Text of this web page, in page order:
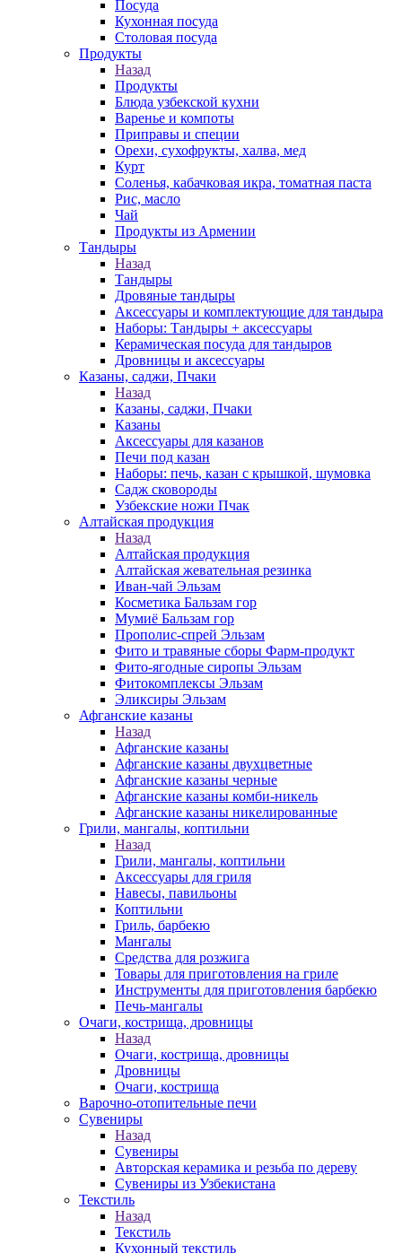
Посуда
Кухонная посуда
Столовая посуда
Продукты
Назад
Продукты
Блюда узбекской кухни
Варенье и компоты
Приправы и специи
Орехи, сухофрукты, халва, мед
Курт
Соленья, кабачковая икра, томатная паста
Рис, масло
Чай
Продукты из Армении
Тандыры
Назад
Тандыры
Дровяные тандыры
Аксессуары и комплектующие для тандыра
Наборы: Тандыры + аксессуары
Керамическая посуда для тандыров
Дровницы и аксессуары
Казаны, саджи, Пчаки
Назад
Казаны, саджи, Пчаки
Казаны
Аксессуары для казанов
Печи под казан
Наборы: печь, казан с крышкой, шумовка
Садж сковороды
Узбекские ножи Пчак
Алтайская продукция
Назад
Алтайская продукция
Алтайская жевательная резинка
Иван-чай Эльзам
Косметика Бальзам гор
Мумиё Бальзам гор
Прополис-спрей Эльзам
Фито и травяные сборы Фарм-продукт
Фито-ягодные сиропы Эльзам
Фитокомплексы Эльзам
Эликсиры Эльзам
Афганские казаны
Назад
Афганские казаны
Афганские казаны двухцветные
Афганские казаны черные
Афганские казаны комби-никель
Афганские казаны никелированные
Грили, мангалы, коптильни
Назад
Грили, мангалы, коптильни
Аксессуары для гриля
Навесы, павильоны
Коптильни
Гриль, барбекю
Мангалы
Средства для розжига
Товары для приготовления на гриле
Инструменты для приготовления барбекю
Печь-мангалы
Очаги, кострища, дровницы
Назад
Очаги, кострища, дровницы
Дровницы
Очаги, кострища
Варочно-отопительные печи
Сувениры
Назад
Сувениры
Авторская керамика и резьба по дереву
Сувениры из Узбекистана
Текстиль
Назад
Текстиль
Кухонный текстиль